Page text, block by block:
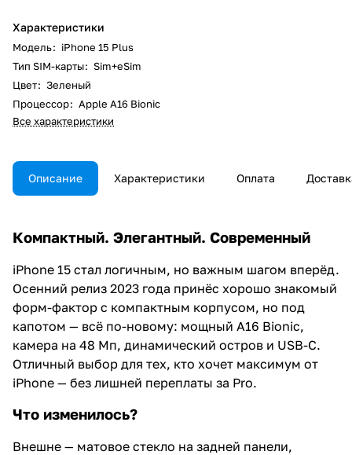
Характеристики
Модель: iPhone 15 Plus
Тип SIM-карты: Sim+eSim
Цвет: Зеленый
Процессор: Apple A16 Bionic
Все характеристики
Описание Характеристики Оплата
Компактный. Элегантный. Современный
iPhone 15 стал логичным, но важным шагом вперёд.
Осенний релиз 2023 года принёс хорошо знакомый
форм-фактор с компактным корпусом, но под
капотом — всё по-новому: мощный A16 Bionic,
камера на 48 Мп, динамический остров и USB-C.
Отличный выбор для тех, кто хочет максимум от
iPhone — без лишней переплаты за Pro.
Что изменилось?
Внешне — матовое стекло на задней панели,